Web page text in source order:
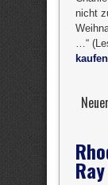
nicht
…“
Ray